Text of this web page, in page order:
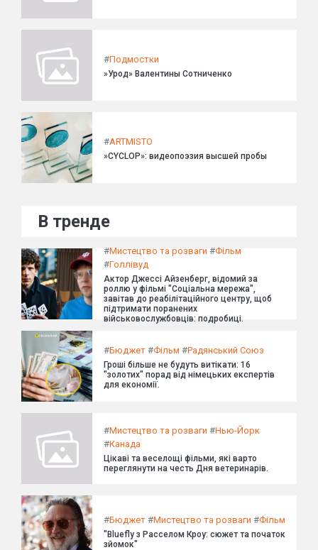
#Подмостки
»Урод» Валентины Сотниченко
#ARTMISTO
»CYCLOP»: видеопоэзия высшей пробы
В тренде
#Мистецтво та розваги #Фільм
#Голлівуд
Актор Джессі Айзенберг, відомий за
роллю у фільмі "Соціальна мережа",
завітав до реабілітаційного центру, щоб
підтримати поранених
військовослужбовців: подробиці.
#Бюджет #Фільм #Радянський Союз
Гроші більше не будуть витікати: 16
"золотих" порад від німецьких експертів
для економії.
#Мистецтво та розваги #Нью-Йорк
#Канада
Цікаві та веселощі фільми, які варто
переглянути на честь Дня ветеринарів.
#Бюджет #Мистецтво та розваги #Фільм
"Bluefly з Расселом Кроу: сюжет та початок
зйомок"